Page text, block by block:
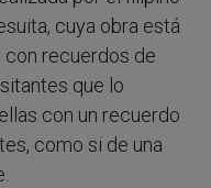
cuya obra está
recuerdos de
que lo
con un recuerdo
como si de una